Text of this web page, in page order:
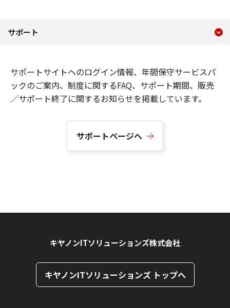
サポート
サポートサイトへのログイン情報、年間保守サービスパ
ックのご案内、制度に関するFAQ、サポート期間、販売
／サポート終了に関するお知らせを掲載しています。
サポートページへ
キヤノンITソリューションズ株式会社
キヤノンITソリューションズ トップへ